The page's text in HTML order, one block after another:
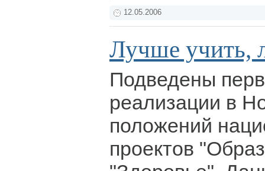
12.05.2006
Лучше учить,
Подведены
реализации в
положений
проектов